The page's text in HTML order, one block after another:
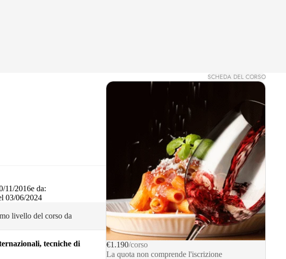
SCHEDA DEL CORSO
11/2016e da:
03/06/2024
livello del corso da
tecniche di
€1.190/corso
La quota non comprende l'iscrizione